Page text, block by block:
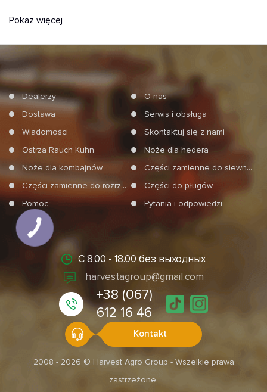
Pokaż więcej
Dealerzy
O nas
Dostawa
Serwis i obsługa
Wiadomości
Skontaktuj się z nami
Ostrza Rauch Kuhn
Noże dla hedera
Noże dla kombajnów
Części zamienne do siewników
Części zamienne do rozrzucań mineralnych nawozów
Części do pługów
Pomoc
Pytania i odpowiedzi
С 8.00 - 18.00 без выходных
harvestagroup@gmail.com
+38 (067)
612 16 46
Kontakt
2008 - 2026 © Harvest Agro Group - Wszelkie prawa
zastrzeżone.